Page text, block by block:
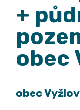
+
obec
obec